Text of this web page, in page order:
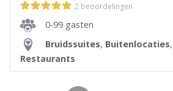
2 beoordelingen
0-99 gasten
Bruidssuites, Buitenlocaties,
Restaurants